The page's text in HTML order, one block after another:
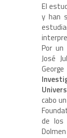
El
y han
Por un
José
cabo
de los